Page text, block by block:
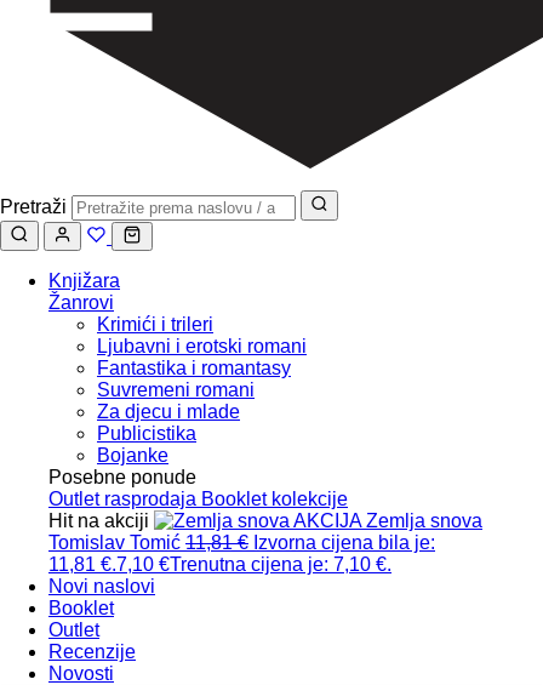
Pretraži
Knjižara
Žanrovi
Krimići i trileri
Ljubavni i erotski romani
Fantastika i romantasy
Suvremeni romani
Za djecu i mlade
Publicistika
Bojanke
Posebne ponude
Outlet rasprodaja Booklet kolekcije
Hit na akciji
AKCIJA Zemlja snova
Tomislav Tomić 11,81€ Izvorna cijena bila je:
11,81 €.7,10 €Trenutna cijena je: 7,10 €.
Novi naslovi
Booklet
Outlet
Recenzije
Novosti